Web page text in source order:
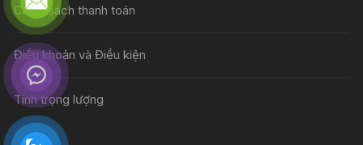
Chính sách thanh toán
Điều khoản và Điều kiện
Tính trọng lượng